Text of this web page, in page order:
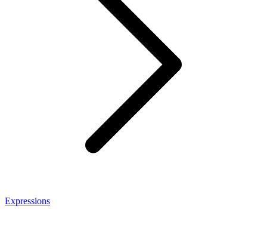
Expressions